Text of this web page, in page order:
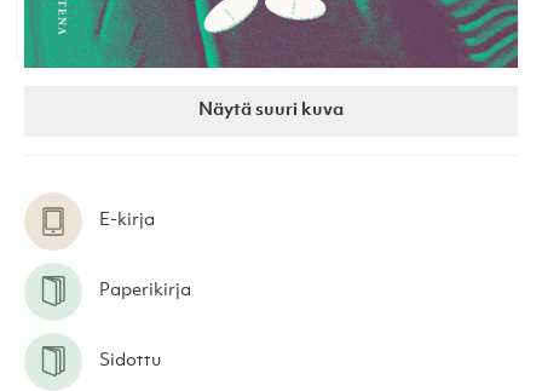
Näytä suuri kuva
E-kirja
Paperikirja
Sidottu